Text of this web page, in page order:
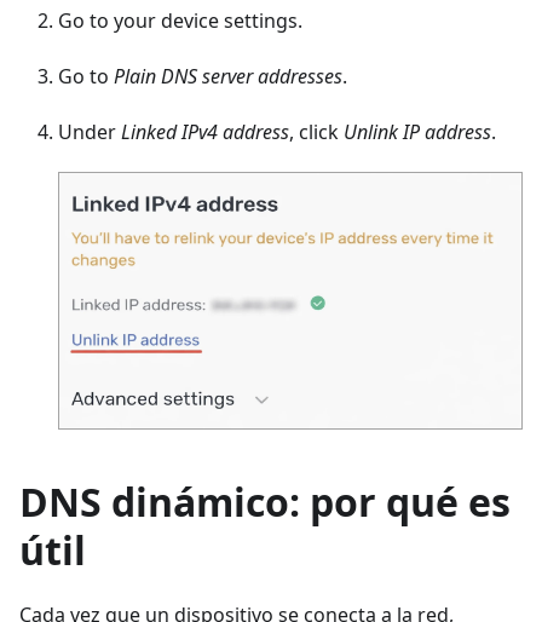
Go to your device settings.
Go to Plain DNS server addresses.
UnderLinked IPv4 address, click Unlink IP address.
DNS dinámico: por qué es
útil
Cada vez que un dispositivo se conecta a la red,